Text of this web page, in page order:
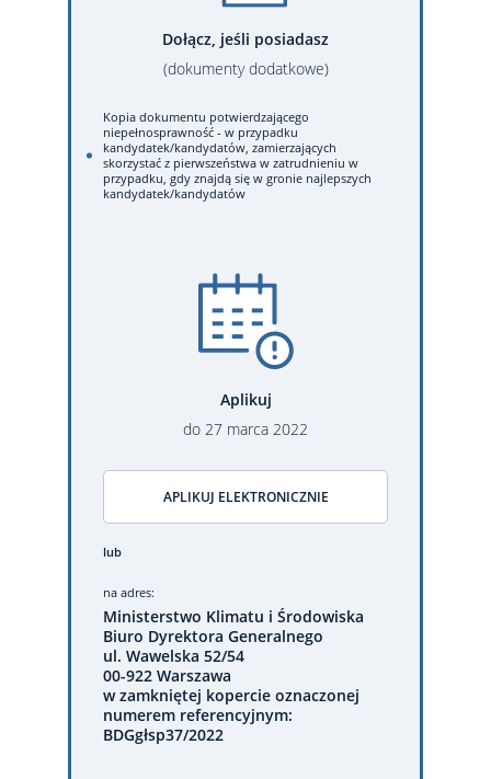
Dołącz, jeśli posiadasz
(dokumenty dodatkowe)
Kopia dokumentu potwierdzającego
niepełnosprawność - w przypadku
kandydatek/kandydatów, zamierzających
skorzystać z pierwszeństwa w zatrudnieniu w
przypadku, gdy znajdą się w gronie najlepszych
kandydatek/kandydatów
Aplikuj
do 27 marca 2022
APLIKUJ ELEKTRONICZNIE
lub
na adres:
Ministerstwo Klimatu i Środowiska
Biuro Dyrektora Generalnego
ul. Wawelska 52/54
00-922 Warszawa
w zamkniętej kopercie oznaczonej
numerem referencyjnym:
BDGgłsp37/2022